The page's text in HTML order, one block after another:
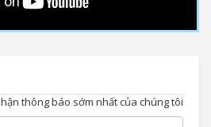
thông báo sớm nhất của chúng tôi